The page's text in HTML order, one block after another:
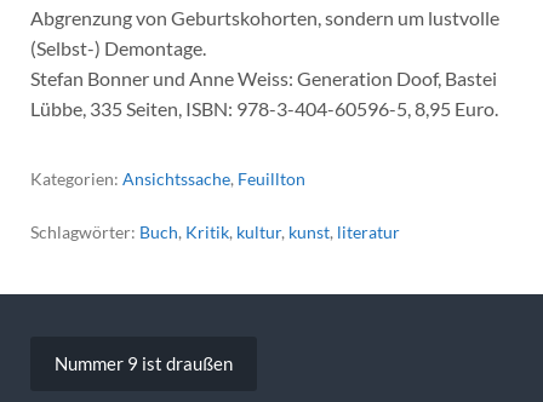
Abgrenzung von Geburtskohorten, sondern um lustvolle
(Selbst-) Demontage.
Stefan Bonner und Anne Weiss: Generation Doof, Bastei
Lübbe, 335 Seiten, ISBN: 978-3-404-60596-5, 8,95 Euro.
Kategorien: Ansichtssache, Feuillton
Schlagwörter: Buch, Kritik, kultur, kunst, literatur
Nummer 9 ist draußen